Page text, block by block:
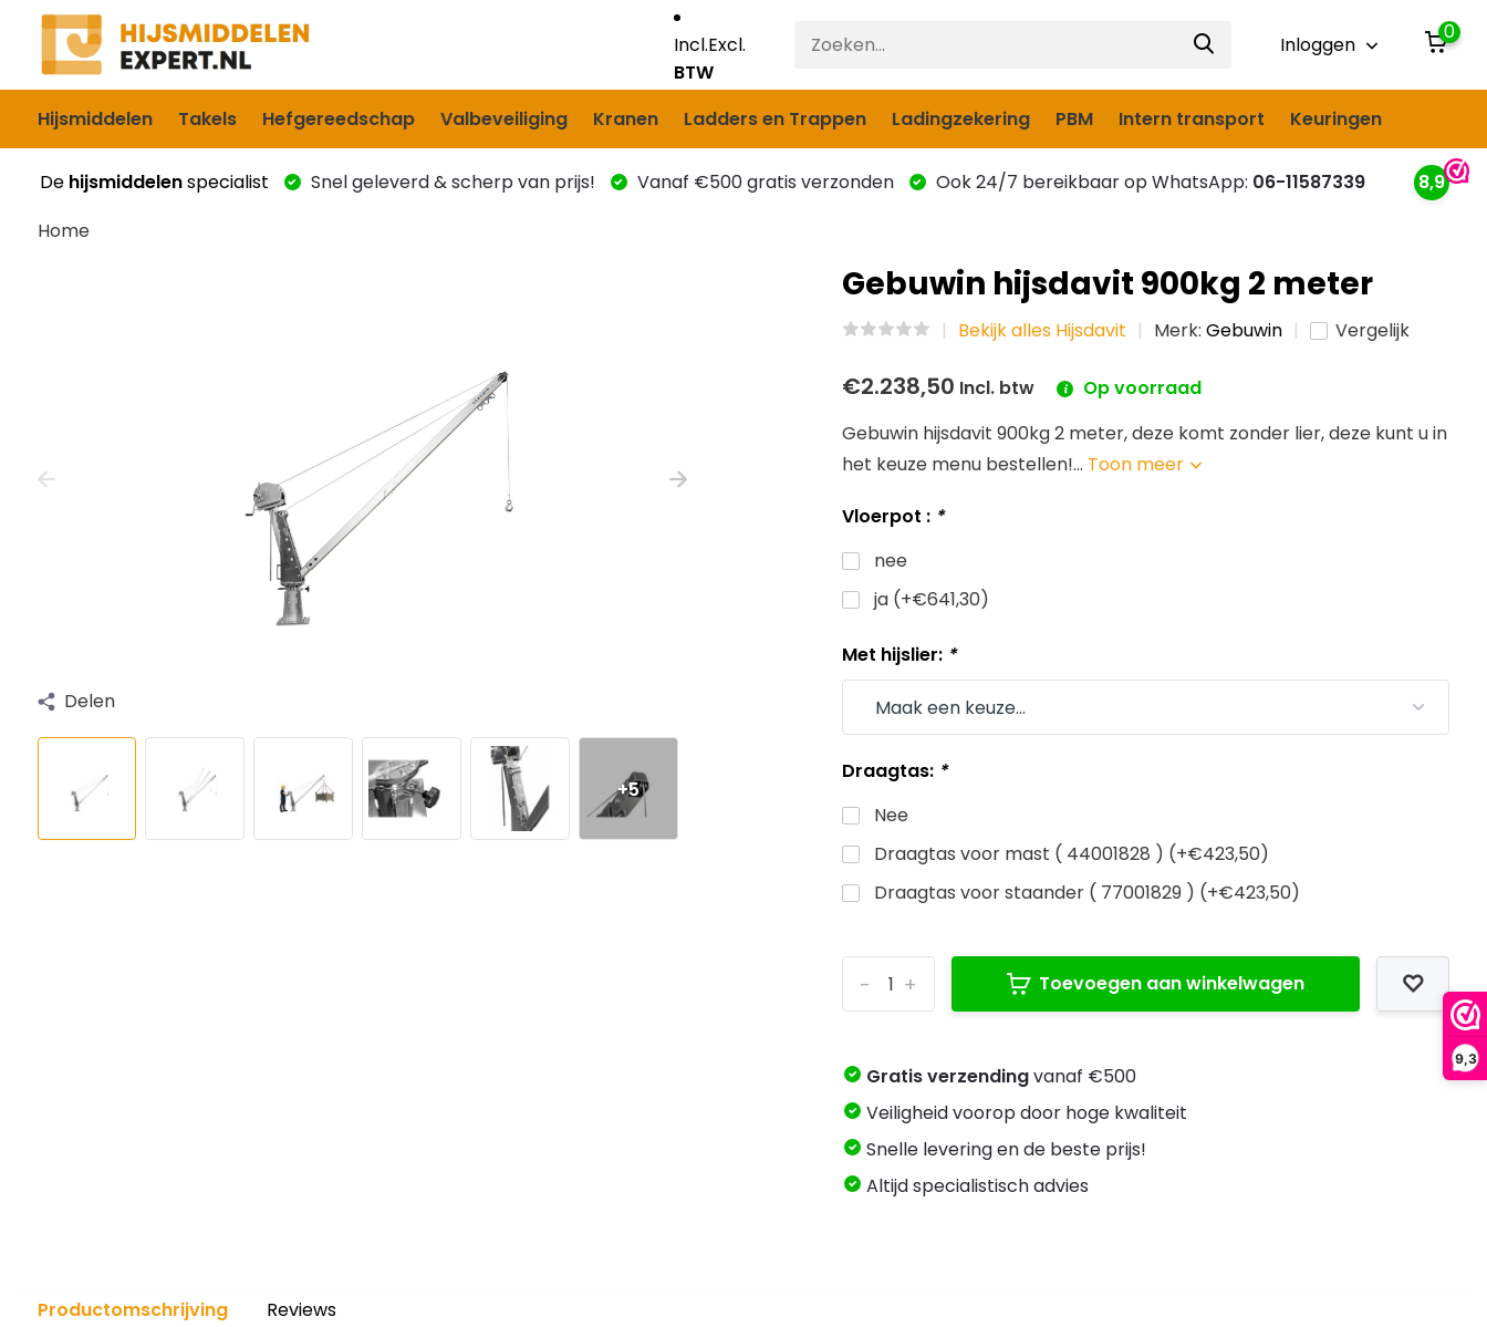
9,3
Incl.Excl.
BTW
Inloggen
0
Hijsmiddelen Takels Hefgereedschap Valbeveiliging Kranen Ladders en Trappen Ladingzekering PBM Intern transport Keuringen
De hijsmiddelenspecialist Snel geleverd & scherp van prijs! Vanaf €500 gratis verzonden Ook 24/7 bereikbaar op WhatsApp: 06-11587339
8,9
Home
Delen
+5
Gebuwin hijsdavit 900kg 2 meter
Bekijk alles Hijsdavit Merk:Gebuwin Vergelijk
€2.238,50 Incl. btw
Op voorraad
Gebuwin hijsdavit 900kg 2 meter, deze komt zonder lier, deze kunt u in
het keuze menu bestellen!... Toon meer
Vloerpot : *
nee
ja (+€641,30)
Met hijslier: *
Draagtas: *
Nee
Draagtas voor mast ( 44001828 ) (+€423,50)
Draagtas voor staander ( 77001829 ) (+€423,50)
+
- Toevoegen aan winkelwagen
Gratis verzendingvanaf €500
Veiligheid voorop door hoge kwaliteit
Snelle levering en de beste prijs!
Altijd specialistisch advies
Productomschrijving Reviews